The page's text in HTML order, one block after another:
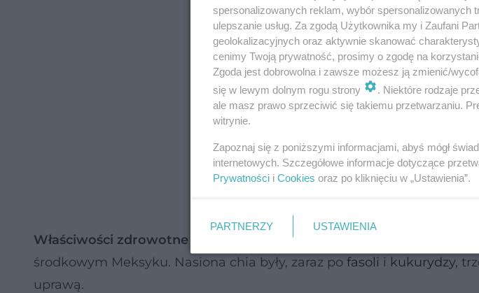
Właściwości zdrowotne wartości odżywcze
nasion chia doceniły
środkowym Meksyku. Nasiona chia były, zaraz po fasoli i kukurydzy,
uprawą.
spersonalizowanych reklam, wybór spersonalizowanych
ulepszanie usług. Za zgodą Użytkownika my i Zaufani
geolokalizacyjnych oraz aktywnie skanować
cenimy Twoją prywatność, prosimy o zgodę na
Zgoda jest dobrowolna i zawsze możesz ją zmienić/
się w lewym dolnym rogu strony
. Niektóre rodzaje
ale masz prawo sprzeciwić się takiemu przetwarzaniu.
witrynie.
Zapoznaj się z poniższymi informacjami, abyś mógł
internetowych. Szczegółowe informacje dotyczące
Prywatności i Cookies oraz po kliknięciu w „Ustawienia”.
PARTNERZY USTAWIENIA